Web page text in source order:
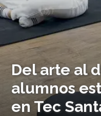
Del arte al
alumnos
en Tec